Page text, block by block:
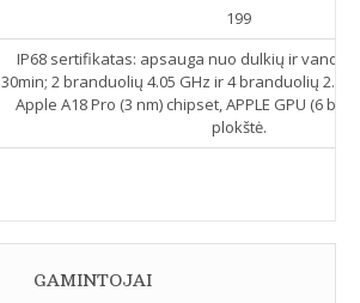
199
IP68 sertifikatas: apsauga nuo dulkių ir
30min; 2 branduolių 4.05 GHz ir 4 branduolių 2.42
Apple A18 Pro (3 nm) chipset, APPLE GPU (6
plokštė.
GAMINTOJAI